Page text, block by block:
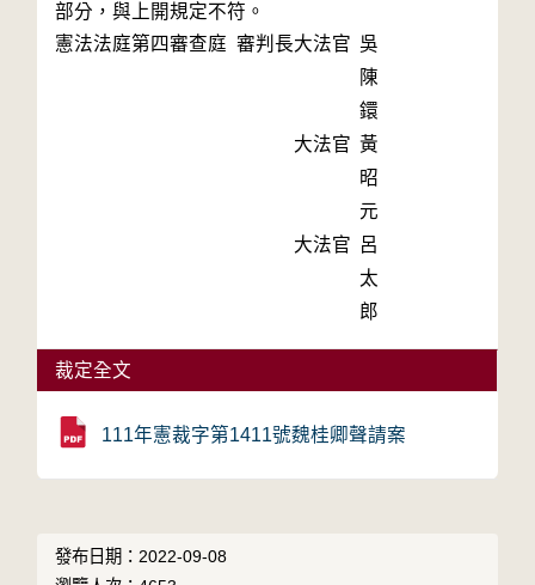
部分，與上開規定不符。
憲法法庭第四審查庭 審判長大法官 吳
陳
鐶
大法官 黃
昭
元
大法官 呂
太
郎
裁定全文
111年憲裁字第1411號魏桂卿聲請案
發布日期：2022-09-08